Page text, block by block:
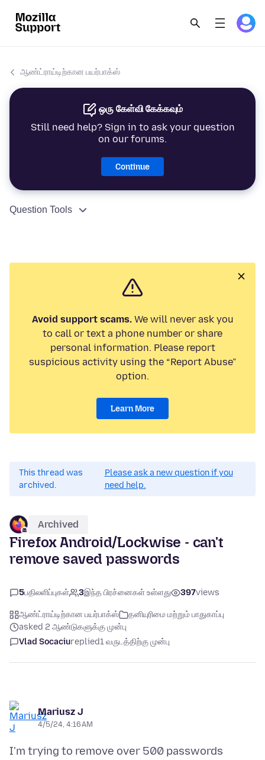
ஆண்ட்ராய்டிற்கான பயர்பாக்ஸ்
ஒரு கேள்வி கேக்கவும்
Still need help? Sign in to ask your question
on our forums.
Continue
Question Tools
Avoid support scams.We will never ask you
to call or text a phone number or share
personal information. Please report
suspicious activity using the “Report Abuse”
option.
Learn More
This thread was
archived.
Please ask a new question if you
need help.
Archived
Firefox Android/Lockwise - can't
remove saved passwords
5பதிலளிப்புகள் 3இந்த பிரச்னைகள் உள்ளது 397views
ஆண்ட்ராய்டிற்கான பயர்பாக்ஸ்
தனியுரிமை மற்றும் பாதுகாப்பு
asked 2 ஆண்டுகளுக்கு முன்பு
Vlad Socaciureplied1 வருடத்திற்கு முன்பு
Mariusz J
4/5/24, 4:16 AM
I'm trying to remove over 500 passwords